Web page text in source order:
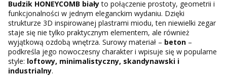
Budzik HONEYCOMB białyto połączenie prostoty, geometrii i
funkcjonalności w jednym eleganckim wydaniu. Dzięki
strukturze 3D inspirowanej plastrami miodu, ten niewielki zegar
staje się nie tylko praktycznym elementem, ale również
wyjątkową ozdobą wnętrza. Surowy materiał – beton –
podkreśla jego nowoczesny charakter i wpisuje się w popularne
style: loftowy, minimalistyczny, skandynawski i
industrialny.